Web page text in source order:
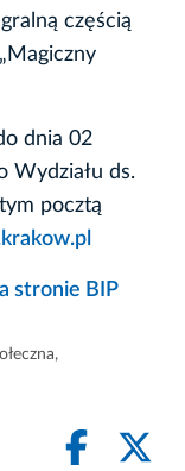
częścią
dnia 02
Wydziału ds.
pocztą
stronie BIP
,